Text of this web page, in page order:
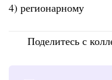
4) регионарному
Поделитесь с